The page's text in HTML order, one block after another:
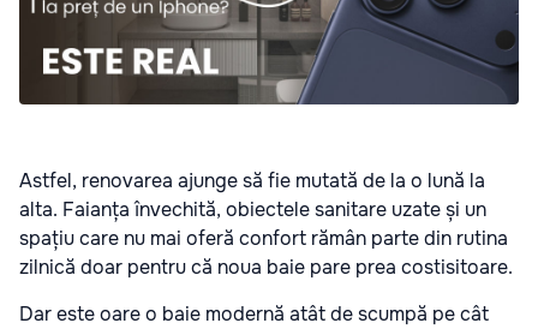
Astfel, renovarea ajunge să fie mutată de la o lună la
alta. Faianța învechită, obiectele sanitare uzate și un
spațiu care nu mai oferă confort rămân parte din rutina
zilnică doar pentru că noua baie pare prea costisitoare.
Dar este oare o baie modernă atât de scumpă pe cât